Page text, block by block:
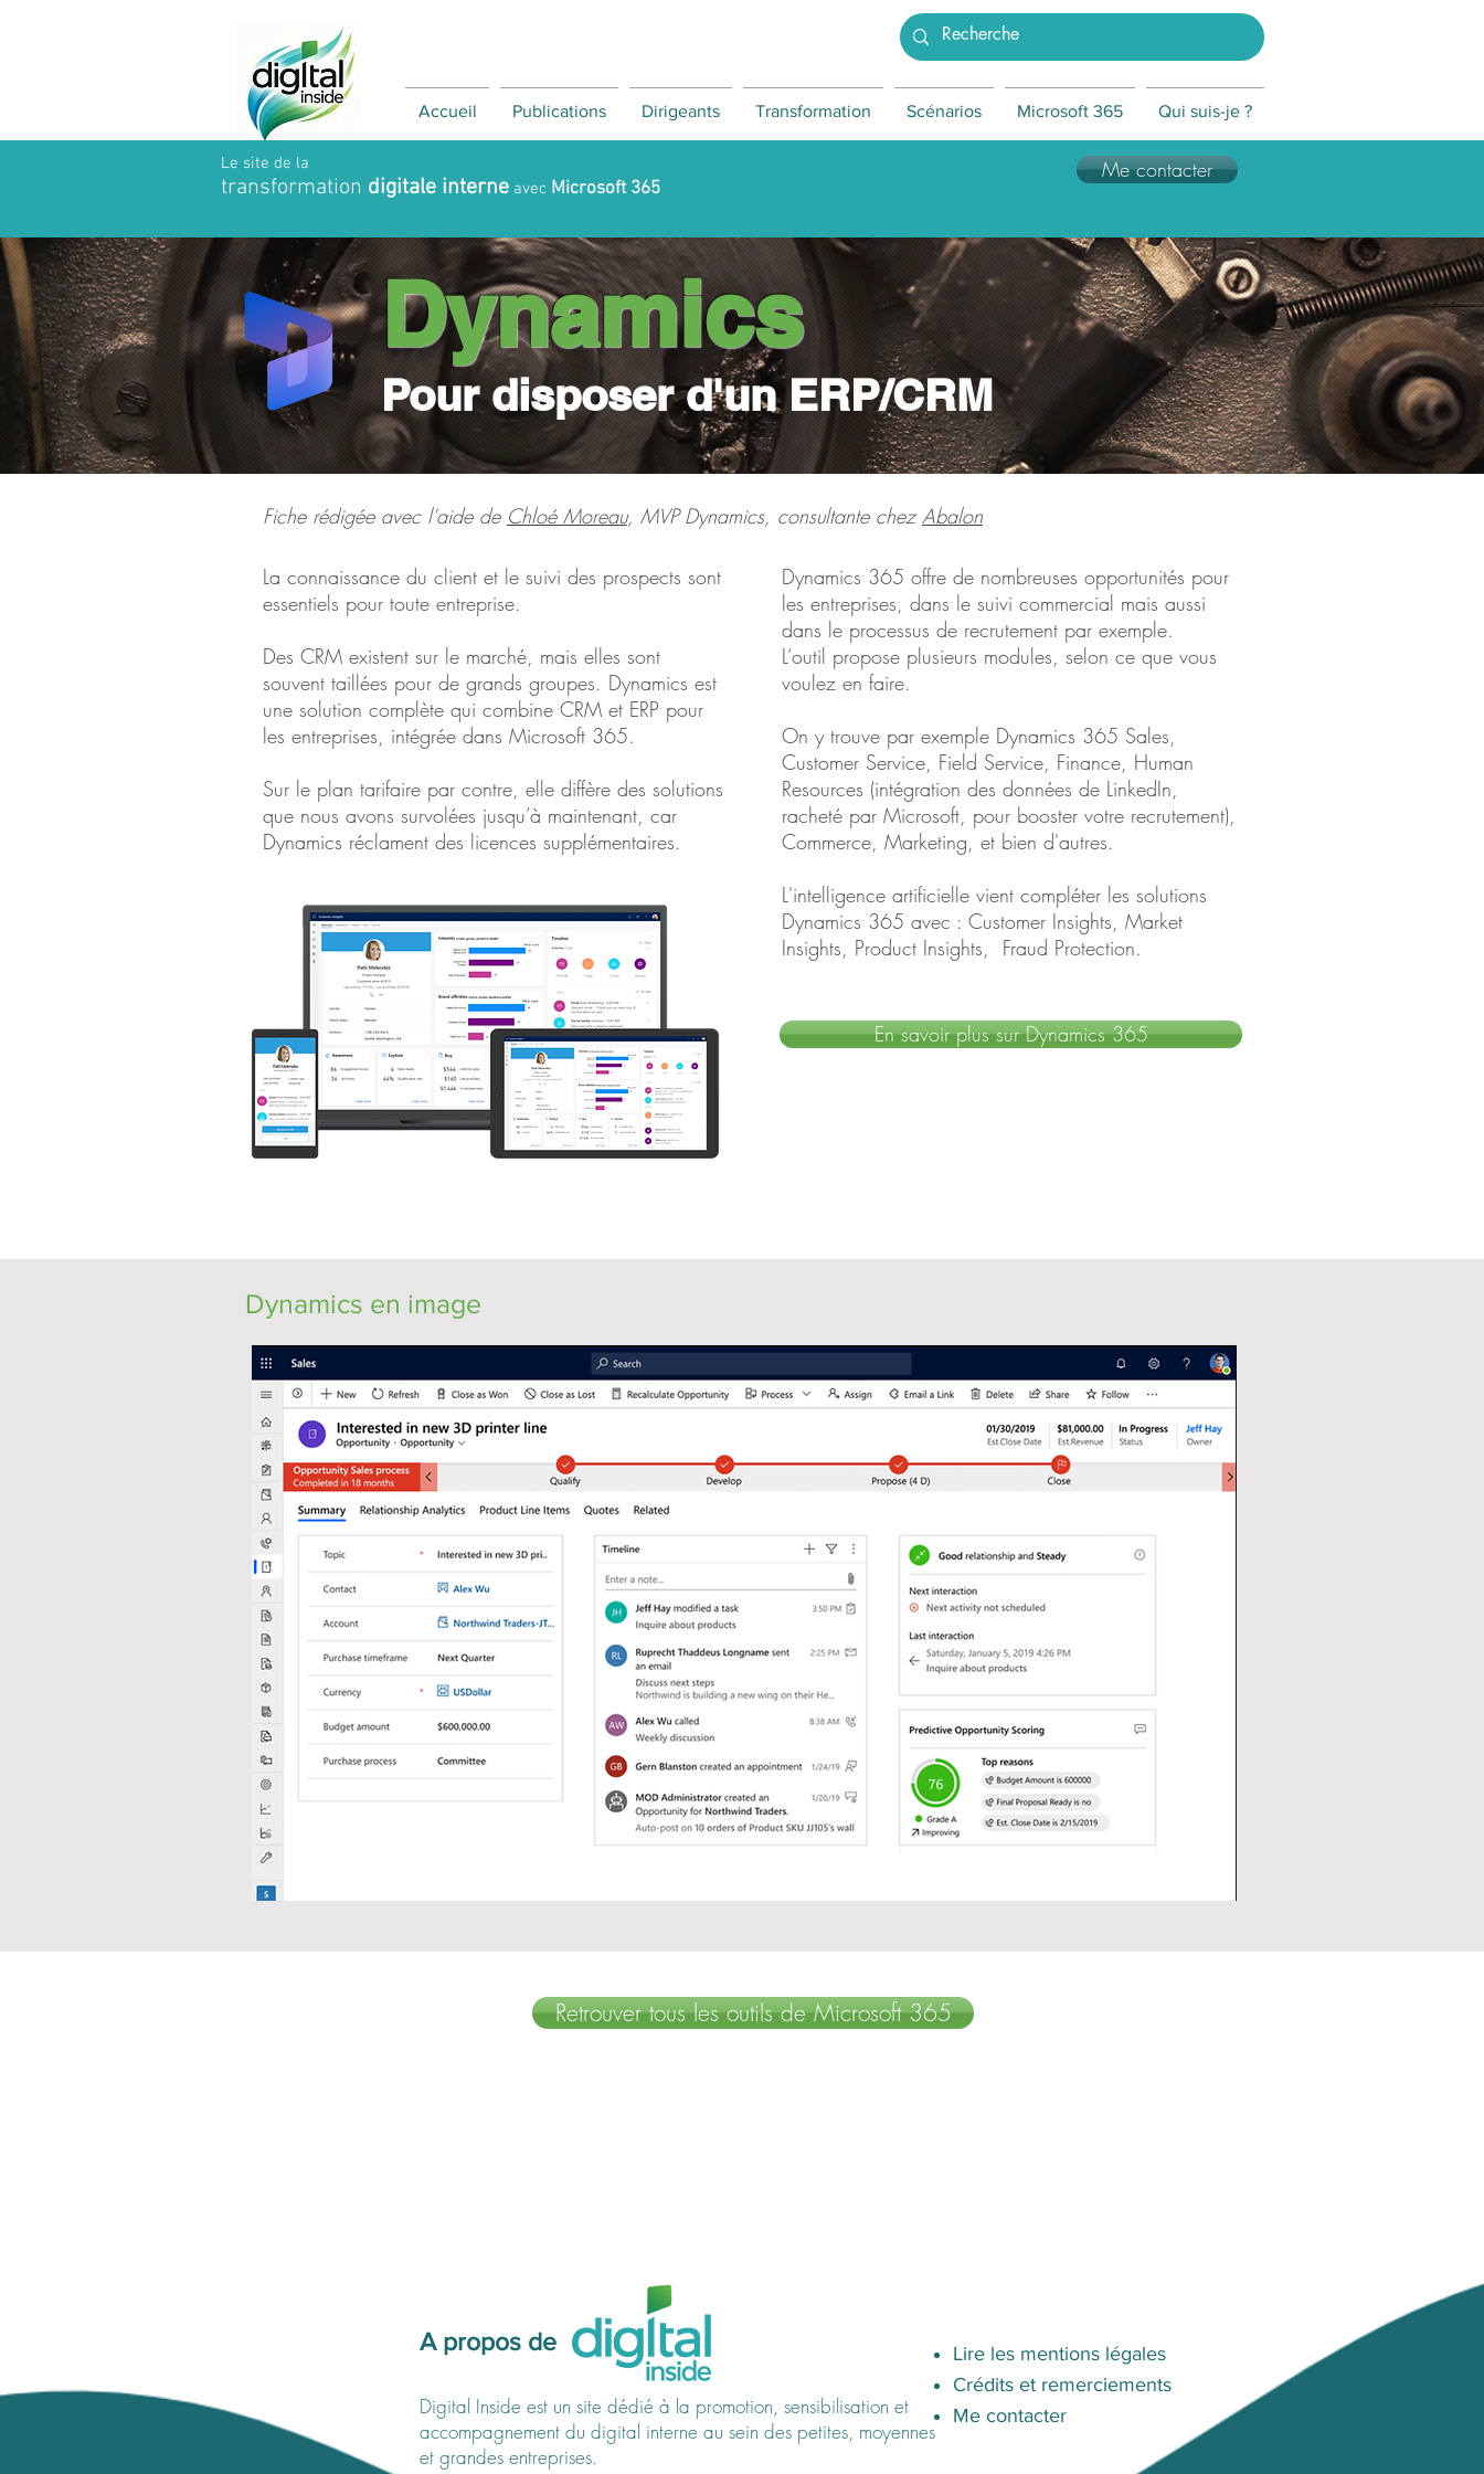
Accueil Publications Dirigeants Transformation Scénarios Microsoft 365 Qui suis-je ?
Le site de la
transformation digitale interne avec Microsoft 365
Me contacter
Dynamics
Pour disposer d'un ERP/CRM
Fiche rédigée avec l'aide de Chloé Moreau, MVP Dynamics, consultante chezAbalon
La connaissance du client et le suivi des prospects sont
essentiels pour toute entreprise.
Des CRM existent sur le marché, mais elles sont
souvent taillées pour de grands groupes. Dynamics est
une solution complète qui combine CRM et ERP pour
les entreprises, intégrée dans Microsoft 365.
Sur le plan tarifaire par contre, elle diffère des solutions
que nous avons survolées jusqu’à maintenant, car
Dynamics réclament des licences supplémentaires.
Dynamics 365 offre de nombreuses opportunités pour
les entreprises, dans le suivi commercial mais aussi
dans le processus de recrutement par exemple.
L’outil propose plusieurs modules, selon ce que vous
voulez en faire.
On y trouve par exemple Dynamics 365 Sales,
Customer Service, Field Service, Finance, Human
Resources (intégration des données de LinkedIn,
racheté par Microsoft, pour booster votre recrutement),
Commerce, Marketing, et bien d'autres.
L'intelligence artificielle vient compléter les solutions
Dynamics 365 avec : Customer Insights, Market
Insights, Product Insights, Fraud Protection.
En savoir plus sur Dynamics 365
Dynamics en image
Retrouver tous les outils de Microsoft 365
A propos de
Digital Inside est un site dédié à la promotion, sensibilisation et
accompagnement du digital interne au sein des petites, moyennes
et grandes entreprises.
Lire les mentions légales
Crédits et remerciements
Me contacter